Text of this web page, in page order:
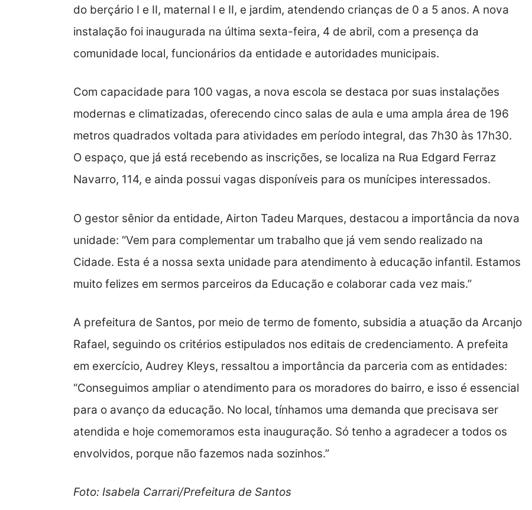
do berçário I e II, maternal I e II, e jardim, atendendo crianças de 0 a 5 anos. A nova
instalação foi inaugurada na última sexta-feira, 4 de abril, com a presença da
comunidade local, funcionários da entidade e autoridades municipais.
Com capacidade para 100 vagas, a nova escola se destaca por suas instalações
modernas e climatizadas, oferecendo cinco salas de aula e uma ampla área de 196
metros quadrados voltada para atividades em período integral, das 7h30 às 17h30.
O espaço, que já está recebendo as inscrições, se localiza na Rua Edgard Ferraz
Navarro, 114, e ainda possui vagas disponíveis para os munícipes interessados.
O gestor sênior da entidade, Airton Tadeu Marques, destacou a importância da nova
unidade: “Vem para complementar um trabalho que já vem sendo realizado na
Cidade. Esta é a nossa sexta unidade para atendimento à educação infantil. Estamos
muito felizes em sermos parceiros da Educação e colaborar cada vez mais.”
A prefeitura de Santos, por meio de termo de fomento, subsidia a atuação da Arcanjo
Rafael, seguindo os critérios estipulados nos editais de credenciamento. A prefeita
em exercício, Audrey Kleys, ressaltou a importância da parceria com as entidades:
“Conseguimos ampliar o atendimento para os moradores do bairro, e isso é essencial
para o avanço da educação. No local, tínhamos uma demanda que precisava ser
atendida e hoje comemoramos esta inauguração. Só tenho a agradecer a todos os
envolvidos, porque não fazemos nada sozinhos.”
Foto: Isabela Carrari/Prefeitura de Santos